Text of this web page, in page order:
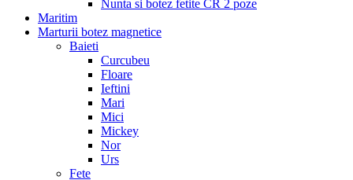
Nunta si botez fetite CR 2 poze
Maritim
Marturii botez magnetice
Baieti
Curcubeu
Floare
Ieftini
Mari
Mici
Mickey
Nor
Urs
Fete